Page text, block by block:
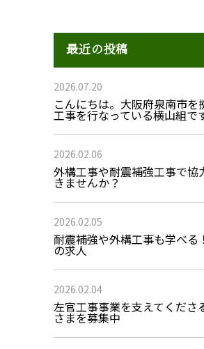
最近の投稿
2026.07.20
こんにちは。大阪府泉南市を
工事を行なっている横山組で
2026.02.06
外構工事や耐震補強工事で協
きませんか？
2026.02.05
耐震補強や外構工事も学べる
の求人
2026.02.04
左官工事事業を支えてくださ
さまを募集中